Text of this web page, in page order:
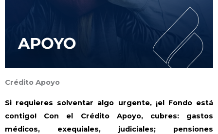
Crédito Apoyo
Si requieres solventar algo urgente, ¡el Fondo está
contigo! Con el Crédito Apoyo, cubres: gastos
médicos, exequiales, judiciales; pensiones